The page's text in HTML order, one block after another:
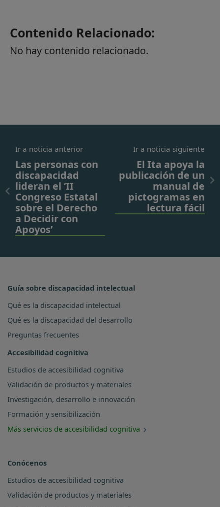
Contenido Relacionado:
No hay contenido relacionado.
Ir a noticia anterior
Las personas con
discapacidad
lideran el ‘II
Congreso Estatal
sobre el Derecho
a Decidir con
Apoyos’
Ir a noticia siguiente
El Ita apoya la
publicación de un
manual de
pictogramas en
lectura fácil
Guía sobre discapacidad intelectual
Qué es la discapacidad intelectual
Qué es la discapacidad del desarrollo
Preguntas frecuentes
Accesibilidad cognitiva
Estudios de accesibilidad cognitiva
Validación de productos y materiales
Investigación, desarrollo e innovación
Formación y sensibilización
Más servicios de accesibilidad cognitiva
Conócenos
Estudios de accesibilidad cognitiva
Validación de productos y materiales